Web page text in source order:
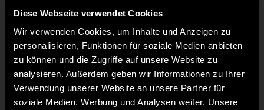
Diese Webseite verwendet Cookies
Wir verwenden Cookies, um Inhalte und Anzeigen zu
personalisieren, Funktionen für soziale Medien anbieten
zu können und die Zugriffe auf unsere Website zu
analysieren. Außerdem geben wir Informationen zu Ihrer
Verwendung unserer Website an unsere Partner für
soziale Medien, Werbung und Analysen weiter. Unsere
Liveticker
30'
Abpfiff
Spiel beendet
18' TOR 0:1, FELDTOR